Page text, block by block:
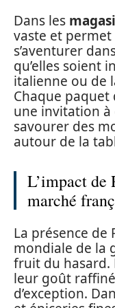
Dans les
vaste et
s’aventurer
qu’elles soient
italienne ou de
Chaque paquet
une invitation à
savourer des
autour de la
L’impact de
marché
La présence de
mondiale de la
fruit du hasard.
leur goût
d’exception.